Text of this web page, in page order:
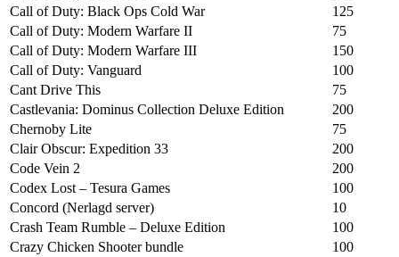
Call of Duty: Black Ops Cold War
125
Call of Duty: Modern Warfare II
75
Call of Duty: Modern Warfare III
150
Call of Duty: Vanguard
100
Cant Drive This
75
Castlevania: Dominus Collection Deluxe Edition
200
Chernoby Lite
75
Clair Obscur: Expedition 33
200
Code Vein 2
200
Codex Lost – Tesura Games
100
Concord (Nerlagd server)
10
Crash Team Rumble – Deluxe Edition
100
Crazy Chicken Shooter bundle
100